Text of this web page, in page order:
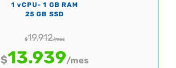
1 vCPU- 1 GB RAM
25 GB SSD
$19.912/mes
$13.939/mes